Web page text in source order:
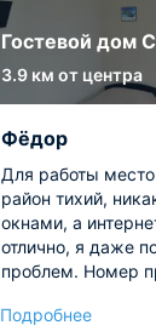
Гостевой дом
3.9 км от центра
Фёдор
Для работы место
район тихий,
окнами, а
отлично, я даже
проблем. Номер
удобной
Подробнее